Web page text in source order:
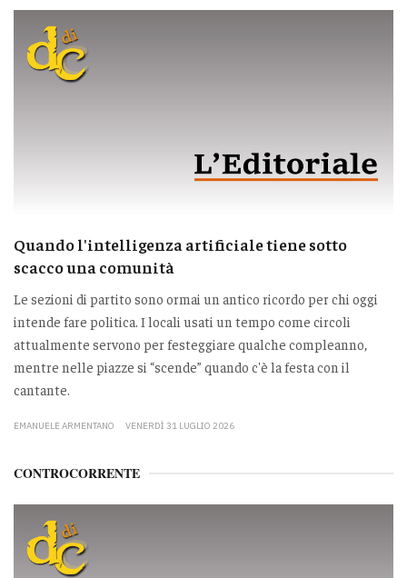
Quando l'intelligenza artificiale tiene sotto
scacco una comunità
Le sezioni di partito sono ormai un antico ricordo per chi oggi
intende fare politica. I locali usati un tempo come circoli
attualmente servono per festeggiare qualche compleanno,
mentre nelle piazze si “scende” quando c'è la festa con il
cantante.
EMANUELE ARMENTANO VENERDÌ 31 LUGLIO 2026
CONTROCORRENTE